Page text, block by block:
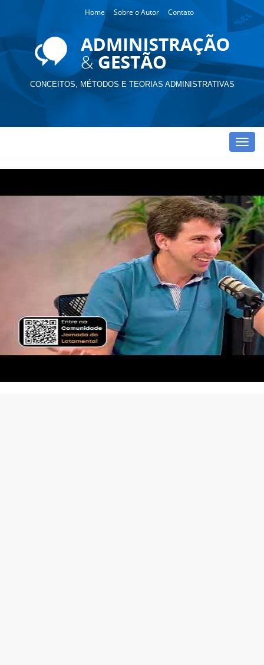
Home Sobre o Autor Contato
CONCEITOS, MÉTODOS E TEORIAS ADMINISTRATIVAS